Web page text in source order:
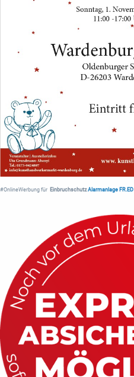
#OnlineWerbung für Einbruchschutz Alarmanlage FR.ED